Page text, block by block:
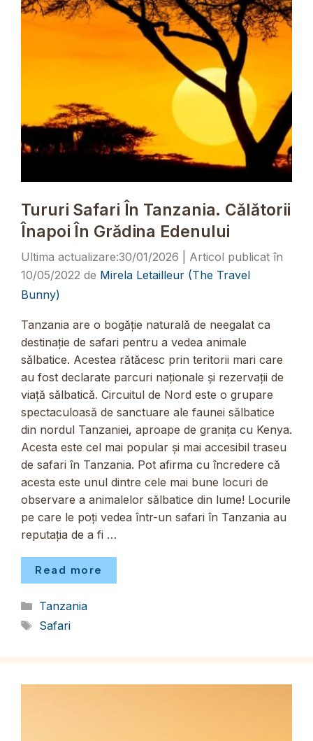
Tururi Safari În Tanzania. Călătorii
Înapoi În Grădina Edenului
30/01/2026
10/05/2022 de Mirela Letailleur (The Travel
Bunny)
Tanzania are o bogăție naturală de neegalat ca
destinație de safari pentru a vedea animale
sălbatice. Acestea rătăcesc prin teritorii mari care
au fost declarate parcuri naționale și rezervații de
viață sălbatică. Circuitul de Nord este o grupare
spectaculoasă de sanctuare ale faunei sălbatice
din nordul Tanzaniei, aproape de granița cu Kenya.
Acesta este cel mai popular și mai accesibil traseu
de safari în Tanzania. Pot afirma cu încredere că
acesta este unul dintre cele mai bune locuri de
observare a animalelor sălbatice din lume! Locurile
pe care le poți vedea într-un safari în Tanzania au
reputația de a fi …
Read more
Categorii
Tanzania
Etichete
Safari